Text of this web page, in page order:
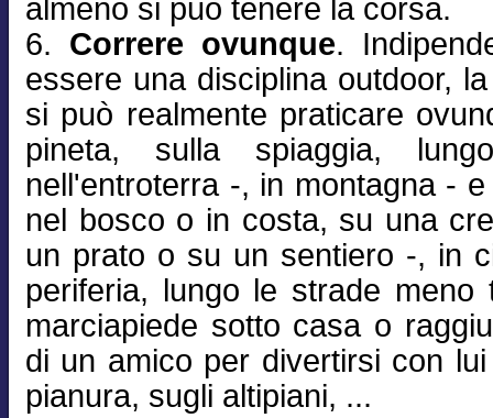
almeno si può tenere la corsa.
6. Correre ovunque.
essere una disciplina outdoor,
si può realmente praticare
pineta, sulla spiaggia,
nell'entroterra -, in montagna -
nel bosco o in costa, su una
un prato o su un sentiero -, in
periferia, lungo le strade meno
marciapiede sotto casa o
di un amico per divertirsi con
pianura, sugli altipiani, ...